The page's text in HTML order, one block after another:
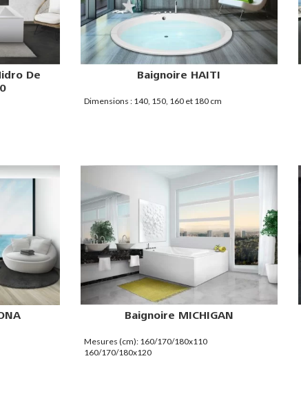
De
Baignoire HAITI
Dimensions : 140, 150, 160 et 180 cm
Baignoire MICHIGAN
Mesures (cm): 160/170/180x110
160/170/180x120